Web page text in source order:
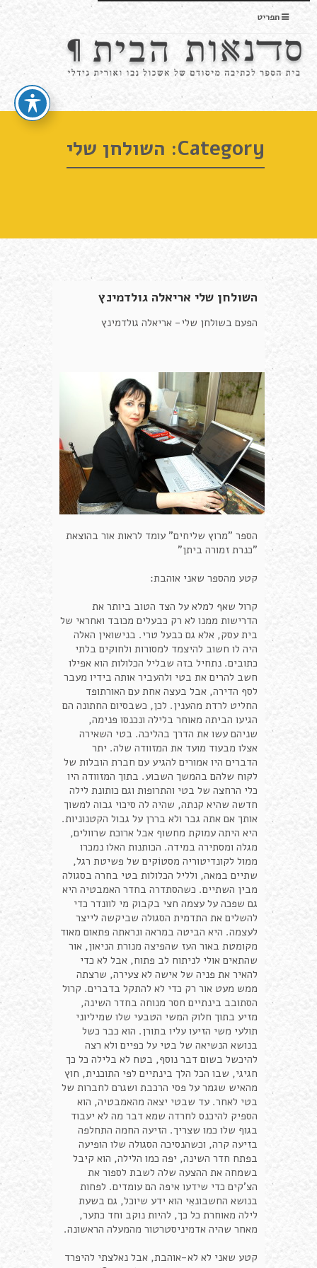
תפריט
Category: השולחן שלי
השולחן שלי אריאלה גולדמינץ
הפעם בשולחן שלי- אריאלה גולדמינץ
הספר "מרוץ שליחים" עומד לראות אור בהוצאת
"כנרת זמורה ביתן"
קטע מהספר שאני אוהבת:
קרול שאף למלא על הצד הטוב ביותר את
הדרישות ממנו לא רק כבעלים מכובד ואחראי של
בית עסק, אלא גם כבעל טרי. בנישואין האלה
היה לו חשוב להיצמד למסורות ולחוקים בלתי
כתובים. נתחיל בזה שבליל הכלולות הוא אפילו
חשב להרים את בטי ולהעביר אותה בידיו מעבר
לסף הדירה, אבל בעצה אחת עם האורתופד
החליט לרדת מהענין. לכן, כשבסיום החתונה הם
הגיעו הביתה מאוחר בלילה ונכנסו פנימה,
שניהם עשו את הדרך בהליכה. בטי השאירה
אצלו מבעוד מועד את המזוודה שלה. יתר
הדברים היו אמורים להגיע עם חברת הובלות של
לקוח שלהם בהמשך השבוע. בתוך המזוודה היו
כלי הרחצה של בטי והתרופות וגם כותונת לילה
חדשה שהיא קנתה, שהיה לה סיכוי גבוה למשוך
אותך אם אתה גבר ולא בררן על גבול הקטנוניות.
היא היתה עמוקת מחשוף אבל ארוכת שרוולים,
מגלה ומסתירה במידה. הכותנות האלו נמכרו
ממול לקונדיטוריה מסטוֹקים של פשיטת רגל,
שתיים במאה, ולליל הכלולות בטי בחרה בסגולה
מבין השתיים. כשהסתדרה בחדר האמבטיה היא
גם שפכה על עצמה חצי בקבוק מי לוונדר כדי
להשלים את התדמית הסגולה שביקשה לייצר
לעצמה. היא הביטה במראה ונראתה פתאום מאוד
מקומטת באור העז שהפיצה מנורת הניאון, אור
שהתאים אולי לניתוח לב פתוח, אבל לא כדי
להאיר את פניה של אישה לא צעירה, שרצתה
ממש מעט אור רק כדי לא להתקל בדברים. קרול
הסתובב בינתיים חסר מנוחה בחדר השינה,
מזיע בתוך חלוק המשי הטבעי שלו שמיליוני
תולעי משי הזיעו עליו בתורן. הוא כבר כשל
בנושא הנשיאה של בטי על כפיים ולא רצה
להיכשל בשום דבר נוסף, בטח לא בלילה כל כך
חגיגי, שבו הכל הלך בינתיים לפי התוכנית, חוץ
מהאיש שגמר על פסי הרכבת ושגרם לחברות של
בטי לאחר. עד שבטי יצאה מהאמבטיה, הוא
הספיק להיכנס לחרדה שמא דבר מה לא יעבוד
בגוף שלו כמו שצריך. הזיעה החמה התחלפה
בזיעה קרה, וכשהנסיכה הסגולה שלו הופיעה
בפתח חדר השינה, יפה כמו הלילה, הוא קיבל
בשמחה את ההצעה שלה לשבת לספור את
הצ'קים כדי שידעו איפה הם עומדים. לפחות
בנושא החשבונאִי הוא ידע שיוכל, גם בשעת
לילה מאוחרת כל כך, להיות נוקב וחד כתער,
מאחר שהיה אדמיניסטרטור מהמעלה הראשונה.
קטע שאני לא לא-אוהבת, אבל נאלצתי להיפרד